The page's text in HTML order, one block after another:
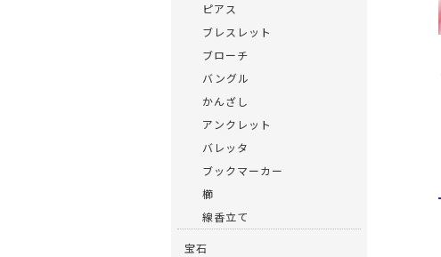
ピアス
ブレスレット
ブローチ
バングル
かんざし
アンクレット
バレッタ
ブックマーカー
櫛
線香立て
宝石